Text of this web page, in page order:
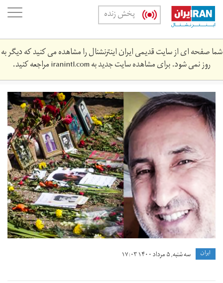
Skip
main
content
پخش زنده
شما صفحه ای از سایت قدیمی ایران اینترنشنال را مشاهده می کنید که دیگر به
روز نمی شود. برای مشاهده سایت جدید بهiranintl.comمراجعه کنید.
nwry.png
ايران سه شنبه, ۵ مرداد ۱۴۰۰ ۱۷:۰۳